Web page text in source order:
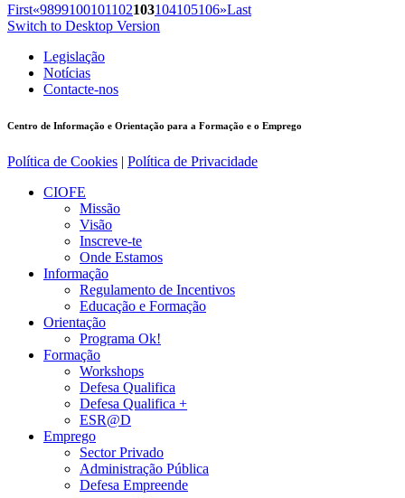
First«9899100101102103104105106»Last
Switch to Desktop Version
Legislação
Notícias
Contacte-nos
Centro de Informação e Orientação para a Formação e o Emprego
Política de Cookies | Política de Privacidade
CIOFE
Missão
Visão
Inscreve-te
Onde Estamos
Informação
Regulamento de Incentivos
Educação e Formação
Orientação
Programa Ok!
Formação
Workshops
Defesa Qualifica
Defesa Qualifica +
ESR@D
Emprego
Sector Privado
Administração Pública
Defesa Empreende